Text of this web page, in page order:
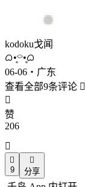
kodoku戈闻
ᜊ•͈⌔•͈ᜊ
06-06・广东
查看全部9条评论 

赞
206


9

分享